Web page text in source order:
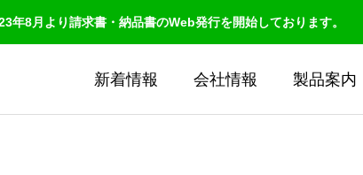
年8月より請求書・納品書のWeb発行を開始しております。
新着情報 会社情報 製品案内